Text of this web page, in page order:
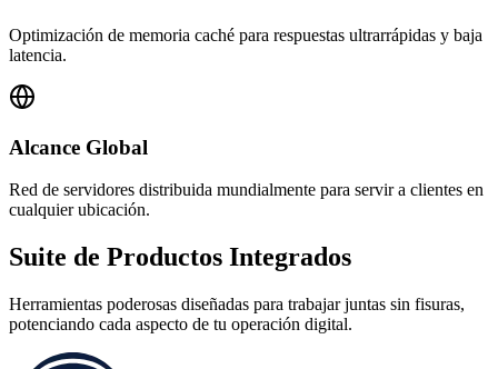
Optimización de memoria caché para respuestas ultrarrápidas y baja
latencia.
Alcance Global
Red de servidores distribuida mundialmente para servir a clientes en
cualquier ubicación.
Suite de Productos Integrados
Herramientas poderosas diseñadas para trabajar juntas sin fisuras,
potenciando cada aspecto de tu operación digital.